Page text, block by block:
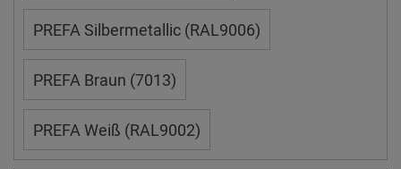
PREFA Silbermetallic (RAL9006)
PREFA Braun (7013)
PREFA Weiß (RAL9002)